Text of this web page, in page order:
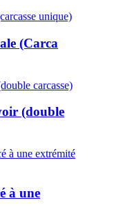
(Carca
(double
à une